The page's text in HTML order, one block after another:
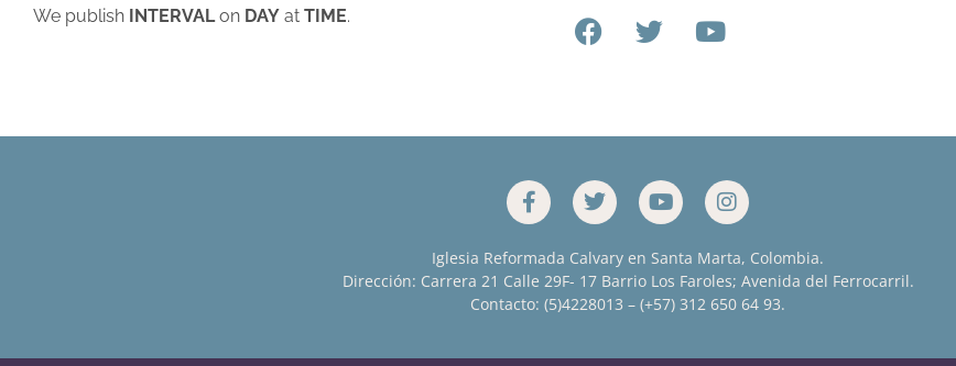
We publish INTERVALon DAY at TIME.
Iglesia Reformada Calvary en Santa Marta, Colombia.
Dirección: Carrera 21 Calle 29F- 17 Barrio Los Faroles; Avenida del Ferrocarril.
Contacto: (5)4228013 – (+57) 312 650 64 93.